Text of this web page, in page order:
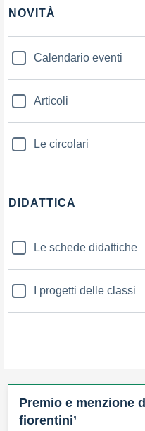
NOVITÀ
Calendario eventi
Articoli
Le circolari
DIDATTICA
Le schede didattiche
I progetti delle classi
Premio e menzione
fiorentini’